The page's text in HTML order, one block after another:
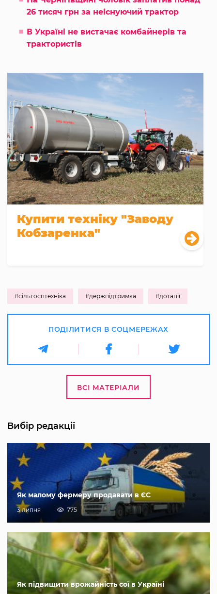
26 тисяч грн за неіснуючий трактор
В Україні не вистачає комбайнерів та
трактористів
Купити техніку "Заводу
Кобзаренка"
#сільгосптехніка #держпідтримка #дотації
ПОДІЛИТИСЯ В СОЦМЕРЕЖАХ
ВСІ МАТЕРІАЛИ
Вибір редакції
Як малому фермеру продавати в ЄС
3 липня 775
Як підвищити врожайність сої в Україні